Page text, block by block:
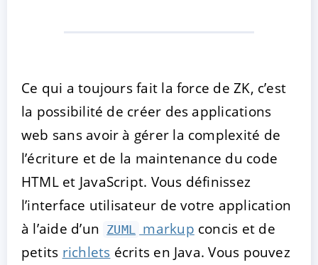
Ce qui a toujours fait la force de ZK, c’est
la possibilité de créer des applications
web sans avoir à gérer la complexité de
l’écriture et de la maintenance du code
HTML et JavaScript. Vous définissez
l’interface utilisateur de votre application
à l’aide d’un ZUML markup concis et de
petits richlets écrits en Java. Vous pouvez
ACCEPTER PARAMETRER